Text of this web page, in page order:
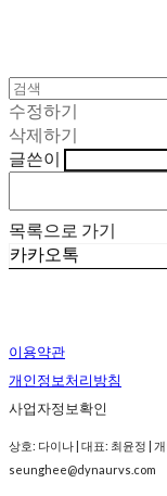
수정하기
삭제하기
글쓴이
목록으로 가기
카카오톡
이용약관
개인정보처리방침
사업자정보확인
상호: 다이나 | 대표: 최윤정 |
seunghee@dynaurvs.com